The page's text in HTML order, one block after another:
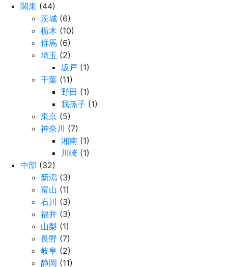
関東 (44)
茨城 (6)
栃木 (10)
群馬 (6)
埼玉 (2)
坂戸 (1)
千葉 (11)
野田 (1)
我孫子 (1)
東京 (5)
神奈川 (7)
湘南 (1)
川崎 (1)
中部 (32)
新潟 (3)
富山 (1)
石川 (3)
福井 (3)
山梨 (1)
長野 (7)
岐阜 (2)
静岡 (11)